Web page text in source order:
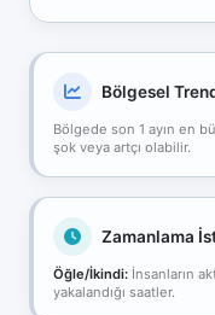
Bölgesel
Bölgede son 1 ayın en
şok veya artçı olabilir.
Zamanlama
Öğle/İkindi: İnsanların
yakalandığı saatler.